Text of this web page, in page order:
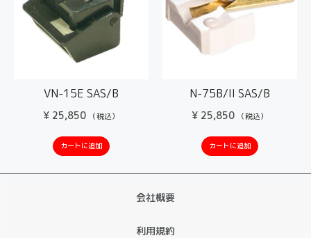
VN-15E SAS/B
¥ 25,850 （税込）
カートに追加
N-75B/II SAS/B
¥ 25,850 （税込）
カートに追加
会社概要
利用規約